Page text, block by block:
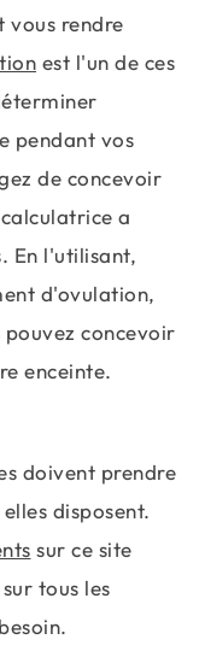
vous rendre
est l'un de ces
pendant vos
de concevoir
a
En l'utilisant,
d'ovulation,
concevoir
enceinte.
doivent prendre
disposent.
sur ce site
tous les